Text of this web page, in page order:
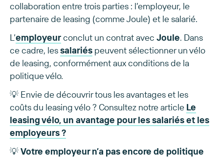
collaboration entre trois parties : l’employeur, le
partenaire de leasing (comme Joule) et le salarié.
L’employeurconclut un contrat avec Joule. Dans
ce cadre, lessalariés peuvent sélectionner un vélo
de leasing, conformément aux conditions de la
politique vélo.
💡 Envie de découvrir tous les avantages et les
coûts du leasing vélo ? Consultez notre article Le
leasing vélo, un avantage pour les salariés et les
employeurs ?
💡Votre employeur n’a pas encore de politique